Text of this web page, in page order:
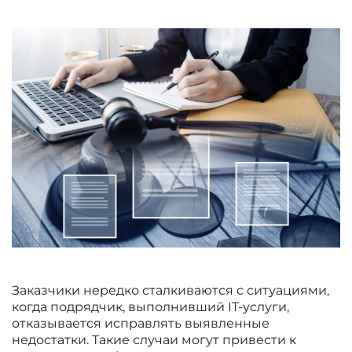
Заказчики нередко сталкиваются с ситуациями,
когда подрядчик, выполнивший IT-услуги,
отказывается исправлять выявленные
недостатки. Такие случаи могут привести к